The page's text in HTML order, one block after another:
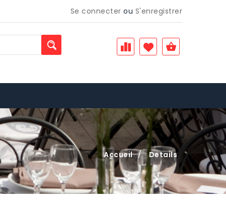
Se connecter ou S'enregistrer
Accueil / Details